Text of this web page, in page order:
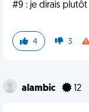
#9 : je dirais plutôt
4 3
alambic 12